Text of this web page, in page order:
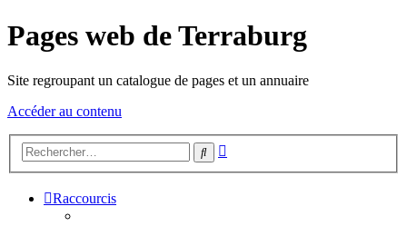
Pages web de Terraburg
Site regroupant un catalogue de pages et un annuaire
Accéder au contenu
Rechercher
Raccourcis